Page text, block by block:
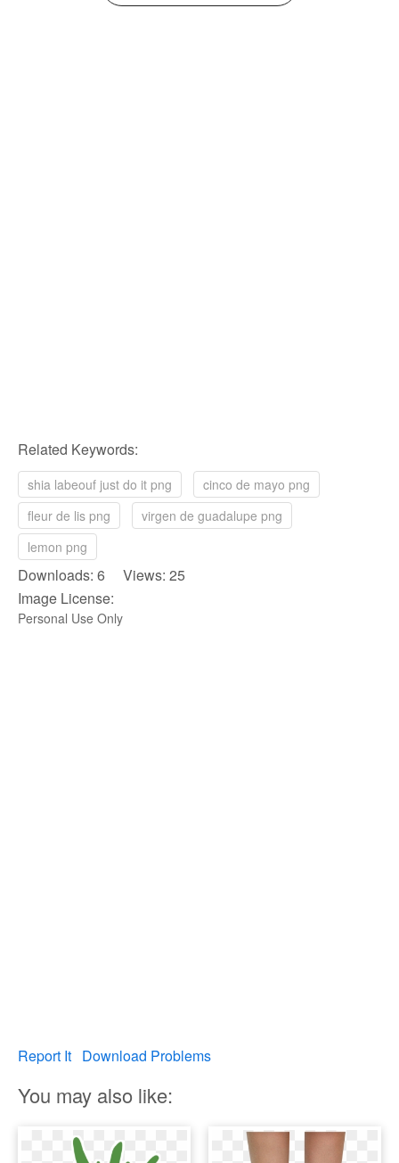
Related Keywords:
shia labeouf just do it png
cinco de mayo png
fleur de lis png
virgen de guadalupe png
lemon png
Downloads: 6 Views: 25
Image License:
Personal Use Only
Report It Download Problems
You may also like: